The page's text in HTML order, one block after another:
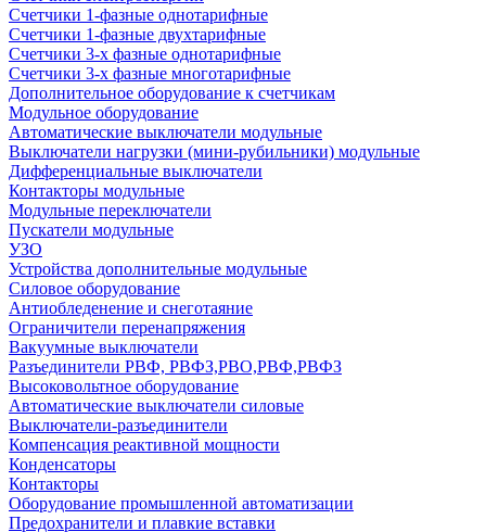
Счетчики 1-фазные однотарифные
Счетчики 1-фазные двухтарифные
Счетчики 3-х фазные однотарифные
Счетчики 3-х фазные многотарифные
Дополнительное оборудование к счетчикам
Модульное оборудование
Автоматические выключатели модульные
Выключатели нагрузки (мини-рубильники) модульные
Дифференциальные выключатели
Контакторы модульные
Модульные переключатели
Пускатели модульные
УЗО
Устройства дополнительные модульные
Силовое оборудование
Антиобледенение и снеготаяние
Ограничители перенапряжения
Вакуумные выключатели
Разъединители РВФ, РВФЗ,РВО,РВФ,РВФЗ
Высоковольтное оборудование
Автоматические выключатели cиловые
Выключатели-разъединители
Компенсация реактивной мощности
Конденсаторы
Контакторы
Оборудование промышленной автоматизации
Предохранители и плавкие вставки